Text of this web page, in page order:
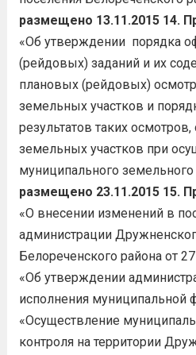
размещено 13.11.2015 14.
«Об утверждении порядка
(рейдовых) заданий и их
плановых (рейдовых)
земельных участков и
результатов таких
земельных участков при
муниципального земельного
размещено 23.11.2015 15.
«О внесении изменений в
администрации
Белореченского района от
«Об утверждении
исполнения муниципальной
«Осуществление
контроля на территории